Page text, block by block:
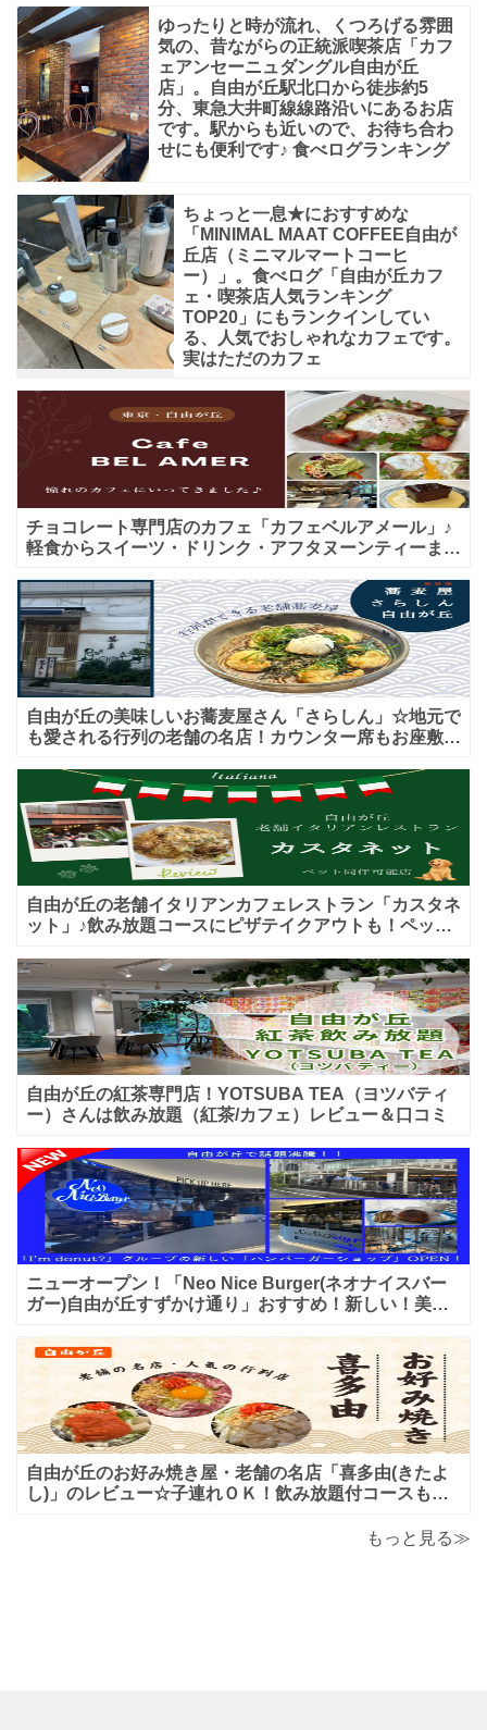
ゆったりと時が流れ、くつろげる雰囲
気の、昔ながらの正統派喫茶店「カフ
ェアンセーニュダングル自由が丘
店」。自由が丘駅北口から徒歩約5
分、東急大井町線線路沿いにあるお店
です。駅からも近いので、お待ち合わ
せにも便利です♪ 食べログランキング
ちょっと一息★におすすめな
「MINIMAL MAAT COFFEE自由が
丘店（ミニマルマートコーヒ
ー）」。食べログ「自由が丘カフ
ェ・喫茶店人気ランキング
TOP20」にもランクインしてい
る、人気でおしゃれなカフェです。
実はただのカフェ
チョコレート専門店のカフェ「カフェベルアメール」♪
軽食からスイーツ・ドリンク・アフタヌーンティーまで
自由が丘の美味しいお蕎麦屋さん「さらしん」☆地元で
も愛される行列の老舗の名店！カウンター席もお座敷も
自由が丘の老舗イタリアンカフェレストラン「カスタネ
ット」♪飲み放題コースにピザテイクアウトも！ペット
自由が丘の紅茶専門店！YOTSUBA TEA（ヨツバティ
ー）さんは飲み放題（紅茶/カフェ）レビュー＆口コミ
ニューオープン！「Neo Nice Burger(ネオナイスバー
ガー)自由が丘すずかけ通り」おすすめ！新しい！美味
自由が丘のお好み焼き屋・老舗の名店「喜多由(きたよ
し)」のレビュー☆子連れＯＫ！飲み放題付コースも！
もっと見る≫